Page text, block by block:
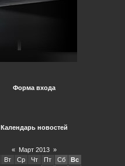
Форма входа
Календарь новостей
« Март 2013 »
Вт Ср Чт Пт Сб
Вс